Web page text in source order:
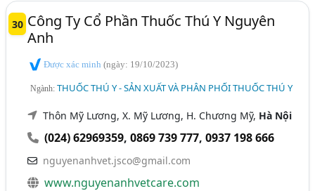
30 Công Ty Cổ Phần Thuốc Thú Y Nguyên
Anh
Được xác minh(ngày: 19/10/2023)
Ngành:THUỐC THÚ Y - SẢN XUẤT VÀ PHÂN PHỐI THUỐC THÚ Y
Thôn Mỹ Lương, X. Mỹ Lương, H. Chương Mỹ, Hà Nội
(024) 62969359,0869 739 777,0937 198 666
nguyenanhvet.jsco@gmail.com
www.nguyenanhvetcare.com